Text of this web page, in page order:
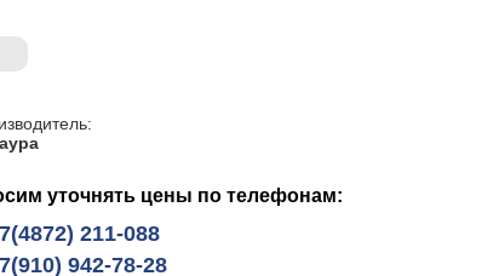
уточнять цены по телефонам:
211-088
942-78-28